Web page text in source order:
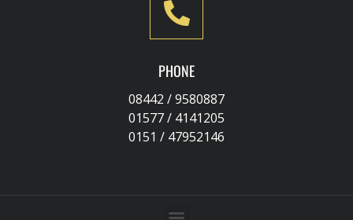
PHONE
08442 / 9580887
01577 / 4141205
0151 / 47952146